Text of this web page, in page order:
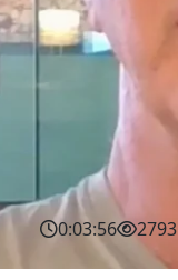
0:03:56 2793